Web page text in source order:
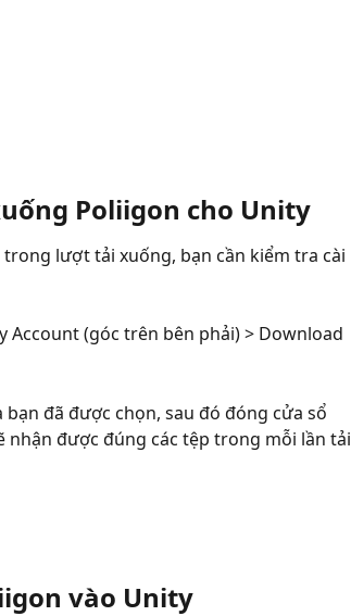
Poliigon cho Unity
lượt tải xuống, bạn cần kiểm tra cài
(góc trên bên phải) > Download
đã được chọn, sau đó đóng cửa sổ
nhận được đúng các tệp trong mỗi lần tải
vào Unity